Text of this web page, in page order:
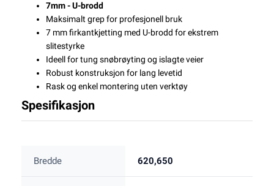
7mm - U-brodd
Maksimalt grep for profesjonell bruk
7 mm firkantkjetting med U-brodd for ekstrem
slitestyrke
Ideell for tung snøbrøyting og islagte veier
Robust konstruksjon for lang levetid
Rask og enkel montering uten verktøy
Spesifikasjon
Bredde 620,650